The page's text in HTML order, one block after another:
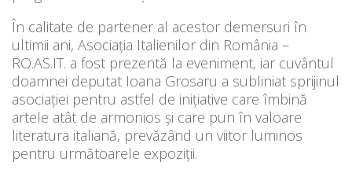
În calitate de partener al acestor demersuri în
ultimii ani, Asociația Italienilor din România –
RO.AS.IT. a fost prezentă la eveniment, iar cuvântul
doamnei deputat Ioana Grosaru a subliniat sprijinul
asociației pentru astfel de inițiative care îmbină
artele atât de armonios și care pun în valoare
literatura italiană, prevăzând un viitor luminos
pentru următoarele expoziții.